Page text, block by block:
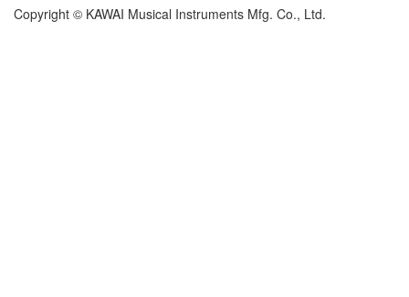
Copyright © KAWAI Musical Instruments Mfg. Co., Ltd.